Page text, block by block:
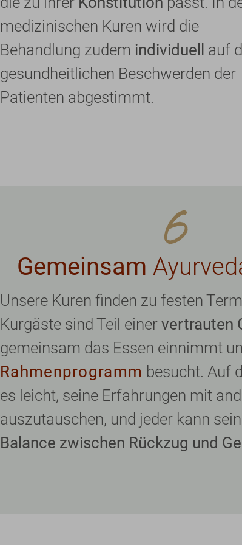
medizinischen Kuren wird die
Behandlung zudem individuell
auf
gesundheitlichen Beschwerden der
Patienten abgestimmt.
Gemeinsam
Unsere Kuren finden zu festen
Kurgäste sind Teil einer vertrauten
gemeinsam das Essen einnimmt
Rahmenprogramm besucht. Auf
es leicht, seine Erfahrungen mit
auszutauschen, und jeder kann
Balance zwischen Rückzug und